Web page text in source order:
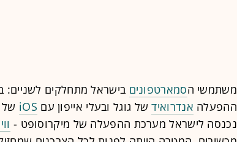
משתמשי הסמארטפונים בישראל מתחלקים
ההפעלה אנדרואידשל גוגל ובעלי אייפון עם iOS של
נכנסה לישראל מערכת ההפעלה של מיקרוסופט -